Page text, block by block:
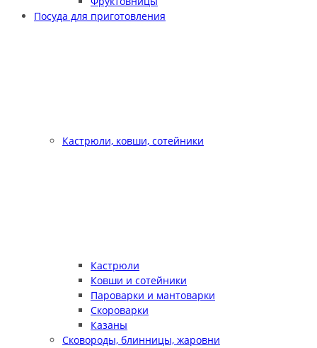
Посуда для приготовления
Кастрюли, ковши, сотейники
Кастрюли
Ковши и сотейники
Пароварки и мантоварки
Скороварки
Казаны
Сковороды, блинницы, жаровни